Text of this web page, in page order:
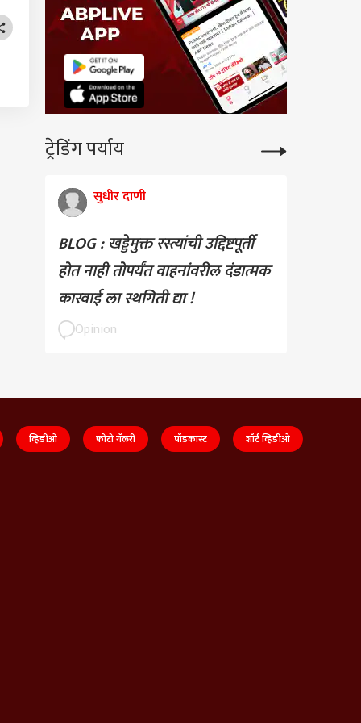
ट्रेडिंग पर्याय
सुधीर दाणी
BLOG : खड्डेमुक्त रस्त्यांची उद्दिष्टपूर्ती
होत नाही तोपर्यंत वाहनांवरील दंडात्मक
कारवाई ला स्थगिती द्या !
Opinion
व्हिडीओ फोटो गॅलरी पॉडकास्ट शॉर्ट व्हिडीओ